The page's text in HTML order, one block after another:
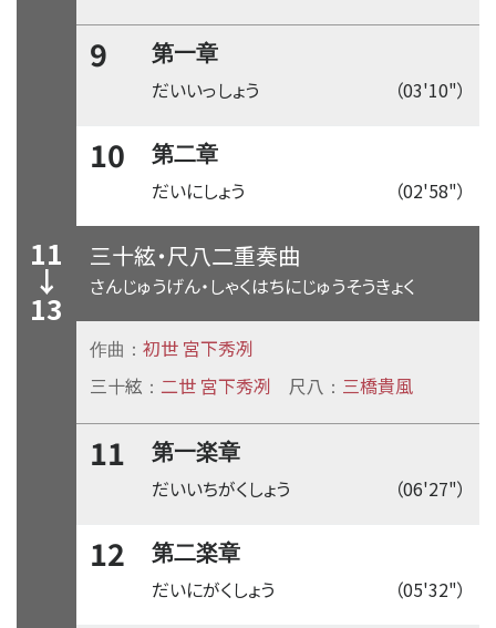
9 第一章
（03'10"）
だいいっしょう
10 第二章
（02'58"）
だいにしょう
11
↓
13
三十絃・尺八二重奏曲
さんじゅうげん・しゃくはちにじゅうそうきょく
作曲： 初世 宮下秀冽
三十絃 ： 二世 宮下秀冽 尺八 ： 三橋貴風
11 第一楽章
（06'27"）
だいいちがくしょう
12 第二楽章
（05'32"）
だいにがくしょう